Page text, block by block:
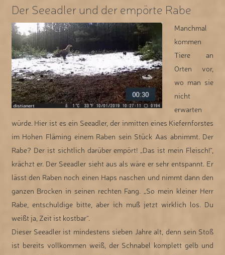
Der Seeadler und der empörte Rabe
Manchmal
kommen
Tiere an
Orten vor,
wo man sie
nicht
erwarten
würde. Hier ist es ein Seeadler, der inmitten eines Kiefernforstes
im Hohen Fläming einem Raben sein Stück Aas abnimmt. Der
Rabe? Der ist sichtlich darüber empört! „Das ist mein Fleisch!“,
krächzt er. Der Seeadler sieht aus als wäre er sehr entspannt. Er
lässt den Raben noch einen Haps naschen und nimmt dann den
ganzen Brocken in seinen rechten Fang. „So mein kleiner Herr
Rabe, entschuldige bitte, aber ich muß jetzt wirklich los. Du
weißt ja, Zeit ist kostbar“.
Dieser Seeadler ist mindestens sieben Jahre alt, denn sein Stoß
ist bereits vollkommen weiß, der Schnabel komplett gelb und